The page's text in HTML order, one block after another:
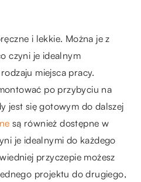
i lekkie. Można je z
czyni je idealnym
miejsca pracy.
po przybyciu na
jest się gotowym do dalszej
są również dostępne w
je idealnymi do każdego
przyczepie możesz
projektu do drugiego,